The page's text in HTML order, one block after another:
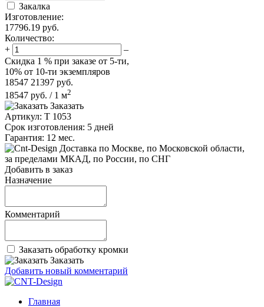
Закалка
Изготовление:
17796.19 руб.
Количество:
+
–
Скидка 1 % при заказе от 5-ти,
10% от 10-ти экземпляров
18547 21397 руб.
18547 руб. / 1 м2
Заказать
Артикул: T 1053
Срок изготовления: 5 дней
Гарантия: 12 мес.
по Москве, по Московской области,
за пределами МКАД, по России, по СНГ
Добавить в заказ
Назначение
Комментарий
Заказать обработку кромки
Заказать
Добавить новый комментарий
Главная